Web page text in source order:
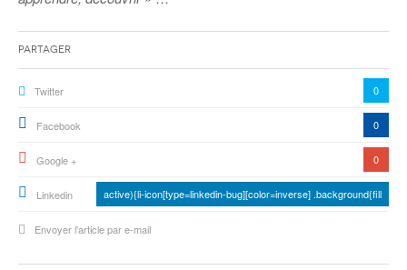
Partager
Twitter 0
Facebook 0
Google + 0
Linkedin active){li-icon[type=linkedin-bug][color=inverse] .background{fill
Envoyer l'article par e-mail